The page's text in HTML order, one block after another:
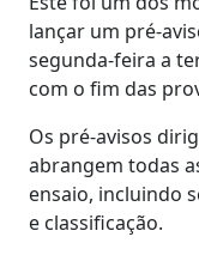
lançar um pré-
segunda-feira a
com o fim das
Os pré-avisos
abrangem todas
ensaio, incluindo
e classificação.